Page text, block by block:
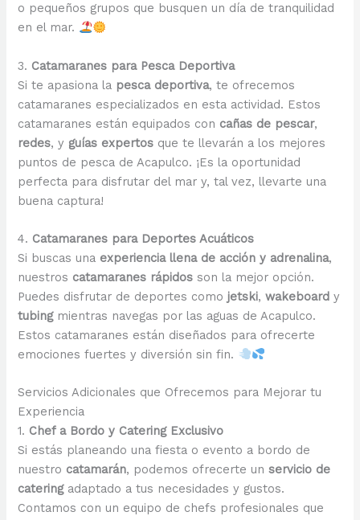
o pequeños grupos que busquen un día de tranquilidad
en el mar.
3. Catamaranes para Pesca Deportiva
Si te apasiona la pesca deportiva, te ofrecemos
catamaranes especializados en esta actividad. Estos
catamaranes están equipados con cañas de pescar,
redes, y guías expertos que te llevarán a los mejores
puntos de pesca de Acapulco. ¡Es la oportunidad
perfecta para disfrutar del mar y, tal vez, llevarte una
buena captura!
4. Catamaranes para Deportes Acuáticos
Si buscas una experiencia llena de acción y adrenalina,
nuestros catamaranes rápidos son la mejor opción.
Puedes disfrutar de deportes como jetski,wakeboard y
tubingmientras navegas por las aguas de Acapulco.
Estos catamaranes están diseñados para ofrecerte
emociones fuertes y diversión sin fin.
Servicios Adicionales que Ofrecemos para Mejorar tu
Experiencia
1. Chef a Bordo y Catering Exclusivo
Si estás planeando una fiesta o evento a bordo de
nuestro catamarán, podemos ofrecerte unservicio de
cateringadaptado a tus necesidades y gustos.
Contamos con un equipo de chefs profesionales que